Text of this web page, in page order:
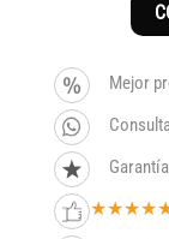
Mejor